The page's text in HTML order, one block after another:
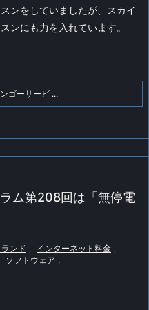
ンをしていましたが、スカイ
ンにも力を入れています。
ゴーサービ ...
ム第208回は「無停電
ンド , インターネット料金 ,
ソフトウェア ,